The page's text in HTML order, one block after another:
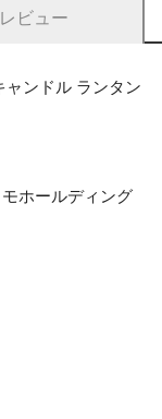
レビュー
ンドル ランタン
ホールディング